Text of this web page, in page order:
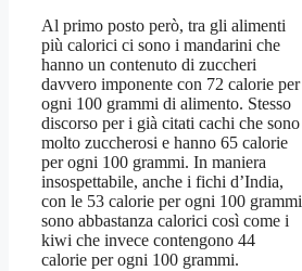
Al primo posto però, tra gli alimenti
più calorici ci sono i mandarini che
hanno un contenuto di zuccheri
davvero imponente con 72 calorie per
ogni 100 grammi di alimento. Stesso
discorso per i già citati cachi che sono
molto zuccherosi e hanno 65 calorie
per ogni 100 grammi. In maniera
insospettabile, anche i fichi d’India,
con le 53 calorie per ogni 100 grammi
sono abbastanza calorici così come i
kiwi che invece contengono 44
calorie per ogni 100 grammi.